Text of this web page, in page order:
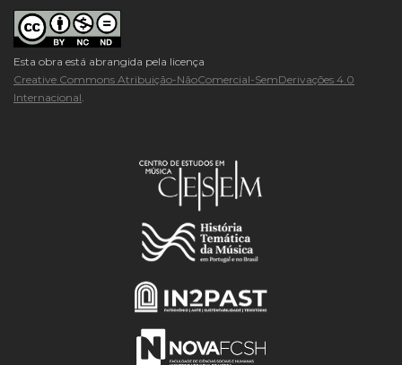
Esta obra está abrangida pela licença
Creative Commons Atribuição-NãoComercial-SemDerivações 4.0
Internacional.